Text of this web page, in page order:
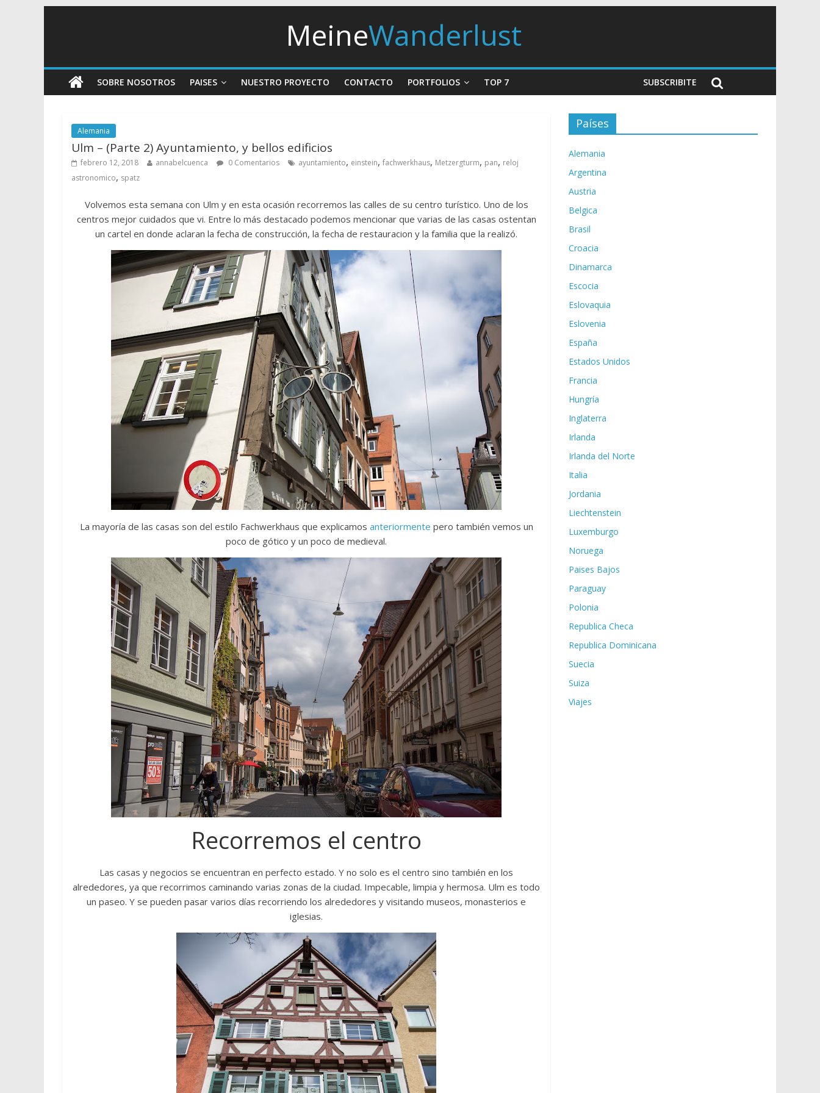
MeineWanderlust
SOBRE NOSOTROS PAISES NUESTRO PROYECTO CONTACTO PORTFOLIOS TOP 7 SUBSCRIBITE
Alemania
Ulm – (Parte 2) Ayuntamiento, y bellos edificios
febrero 12, 2018 annabelcuenca 0 Comentarios ayuntamiento, einstein, fachwerkhaus, Metzergturm, pan, reloj
astronomico, spatz
Volvemos esta semana con Ulm y en esta ocasión recorremos las calles de su centro turístico. Uno de los
centros mejor cuidados que vi. Entre lo más destacado podemos mencionar que varias de las casas ostentan
un cartel en donde aclaran la fecha de construcción, la fecha de restauracion y la familia que la realizó.
La mayoría de las casas son del estilo Fachwerkhaus que explicamos anteriormente pero también vemos un
poco de gótico y un poco de medieval.
Recorremos el centro
Las casas y negocios se encuentran en perfecto estado. Y no solo es el centro sino también en los
alrededores, ya que recorrimos caminando varias zonas de la ciudad. Impecable, limpia y hermosa. Ulm es todo
un paseo. Y se pueden pasar varios días recorriendo los alrededores y visitando museos, monasterios e
iglesias.
Países
Alemania
Argentina
Austria
Belgica
Brasil
Croacia
Dinamarca
Escocia
Eslovaquia
Eslovenia
España
Estados Unidos
Francia
Hungría
Inglaterra
Irlanda
Irlanda del Norte
Italia
Jordania
Liechtenstein
Luxemburgo
Noruega
Paises Bajos
Paraguay
Polonia
Republica Checa
Republica Dominicana
Suecia
Suiza
Viajes